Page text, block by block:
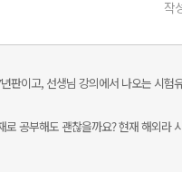
작
판이고, 선생님 강의에서 나오는 시험
로 공부해도 괜찮을까요? 현재 해외라